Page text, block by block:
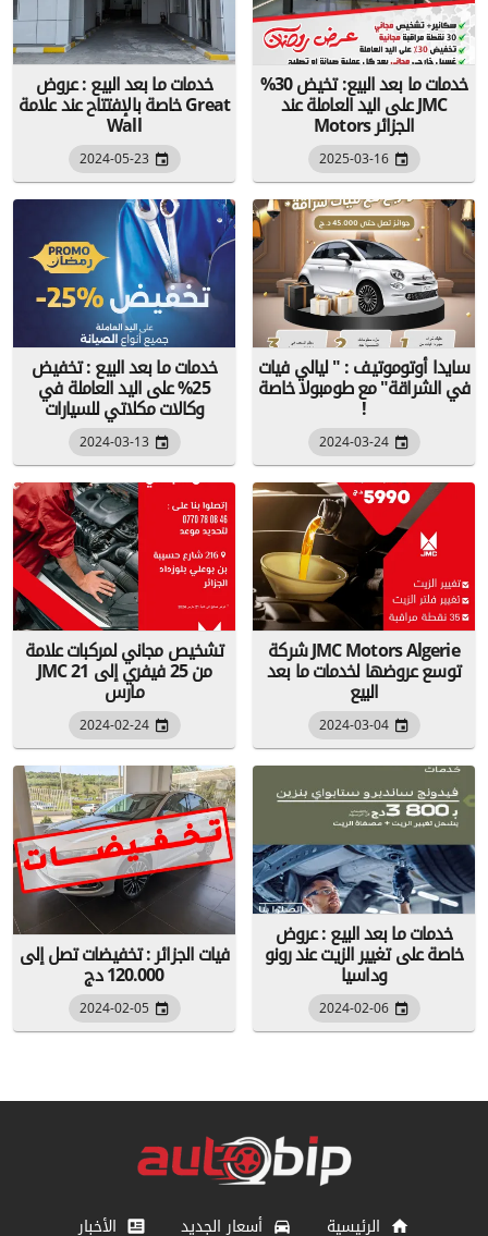
خدمات ما بعد البيع: تخيض 30%
على اليد العاملة عند JMC
Motors الجزائر
2025-03-16
خدمات ما بعد البيع : عروض
خاصة بالإفتتاح عند علامة Great
Wall
2024-05-23
سايدا أوتوموتيف : " ليالي فيات
في الشراقة" مع طومبولا خاصة
!
2024-03-24
خدمات ما بعد البيع : تخفيض
25% على اليد العاملة في
وكالات مكلاتي للسيارات
2024-03-13
شركة JMC Motors Algerie
توسع عروضها لخدمات ما بعد
البيع
2024-03-04
تشخيص مجاني لمركبات علامة
JMC من 25 فيفري إلى 21
مارس
2024-02-24
خدمات ما بعد البيع : عروض
خاصة على تغيير الزيت عند رونو
وداسيا
2024-02-06
فيات الجزائر : تخفيضات تصل إلى
120.000 دج
2024-02-05
الرئيسية أسعار الجديد الأخبار